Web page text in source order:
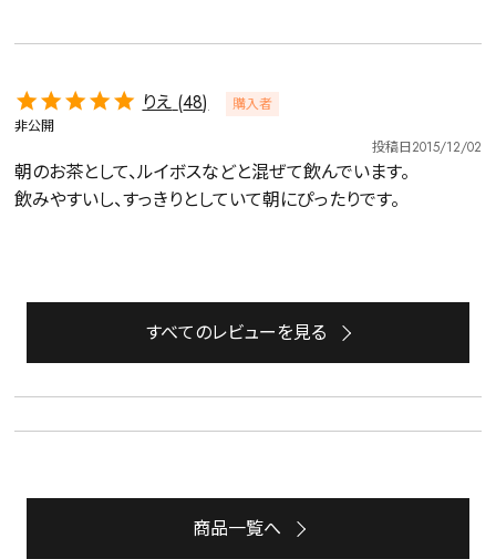
詳細検索
予算・価格で探す
りえ 48
購入者
非公開
投稿日2015/12/02
朝のお茶として、ルイボスなどと混ぜて飲んでいます。
飲みやすいし、すっきりとしていて朝にぴったりです。
すべてのレビューを見る
商品一覧へ